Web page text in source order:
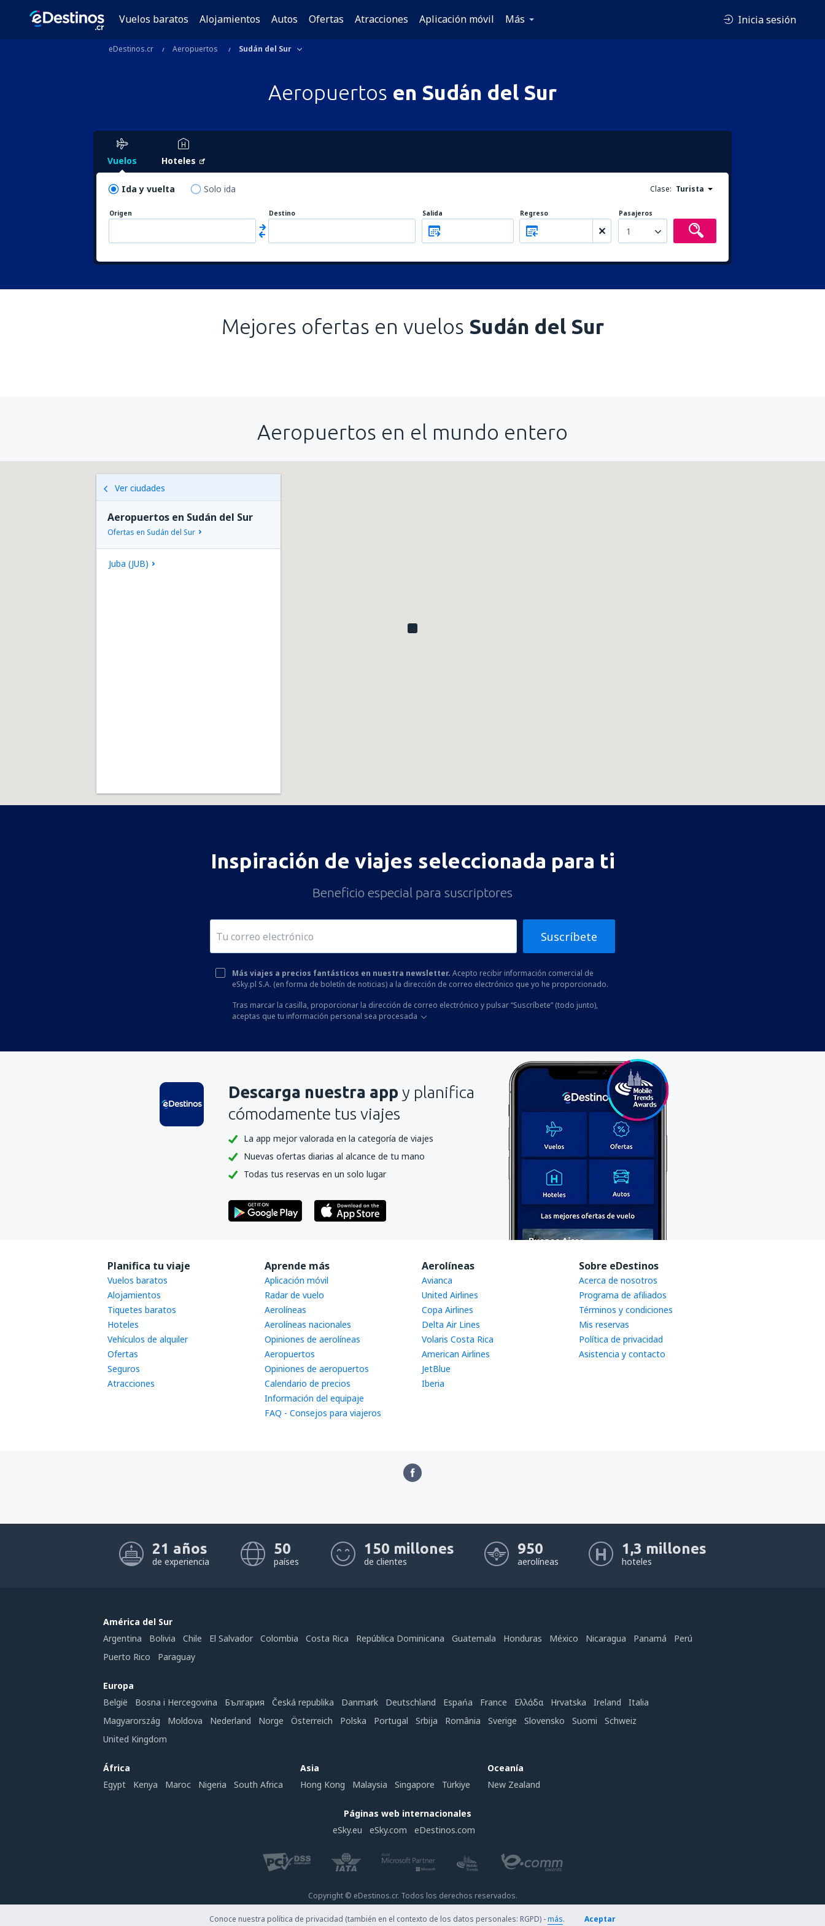
Vuelos baratos Alojamientos Autos Ofertas Atracciones Aplicación móvil Más Inicia sesión
eDestinos.cr Aeropuertos Sudán del Sur
Aeropuertos en Sudán del Sur
Vuelos Hoteles
Ida y vuelta Solo ida Clase: Turista
Origen Destino Salida Regreso Pasajeros
1
Mejores ofertas en vuelos Sudán del Sur
Aeropuertos en el mundo entero
Ver ciudades
Aeropuertos en Sudán del Sur
Ofertas en Sudán del Sur
Juba (JUB)
Inspiración de viajes seleccionada para ti
Beneficio especial para suscriptores
Suscríbete
Más viajes a precios fantásticos en nuestra newsletter. Acepto recibir información comercial de
eSky.pl S.A. (en forma de boletín de noticias) a la dirección de correo electrónico que yo he proporcionado.
Tras marcar la casilla, proporcionar la dirección de correo electrónico y pulsar “Suscríbete” (todo junto),
aceptas que tu información personal sea procesada
Descarga nuestra app y planifica
cómodamente tus viajes
La app mejor valorada en la categoría de viajes
Nuevas ofertas diarias al alcance de tu mano
Todas tus reservas en un solo lugar
Planifica tu viaje
Vuelos baratos
Alojamientos
Tiquetes baratos
Hoteles
Vehículos de alquiler
Ofertas
Seguros
Atracciones
Aprende más
Aplicación móvil
Radar de vuelo
Aerolíneas
Aerolíneas nacionales
Opiniones de aerolíneas
Aeropuertos
Opiniones de aeropuertos
Calendario de precios
Información del equipaje
FAQ - Consejos para viajeros
Aerolíneas
Avianca
United Airlines
Copa Airlines
Delta Air Lines
Volaris Costa Rica
American Airlines
JetBlue
Iberia
Sobre eDestinos
Acerca de nosotros
Programa de afiliados
Términos y condiciones
Mis reservas
Política de privacidad
Asistencia y contacto
21 años
de experiencia
50
países
150 millones
de clientes
950
aerolíneas
1,3 millones
hoteles
América del Sur
Argentina
Bolivia Chile El Salvador Colombia Costa Rica República Dominicana Guatemala Honduras México Nicaragua Panamá
Perú
Puerto Rico
Paraguay
Europa
België
Bosna i Hercegovina България Česká republika Danmark Deutschland Espańa France Ελλάδα Hrvatska Ireland
Italia
Magyarország
Moldova Nederland Norge Österreich Polska Portugal Srbija România Sverige Slovensko Suomi
Schweiz
United Kingdom
África
Egypt
Kenya Maroc Nigeria South Africa
Asia
Hong Kong
Malaysia Singapore Türkiye
Oceanía
New Zealand
Páginas web internacionales
eSky.eu
eSky.com eDestinos.com
Copyright © eDestinos.cr. Todos los derechos reservados.
Conoce nuestra política de privacidad (también en el contexto de los datos personales: RGPD) -más. Aceptar